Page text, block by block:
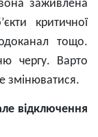
заживлена
критичної
тощо.
чергу. Варто
змінюватися.
відключення